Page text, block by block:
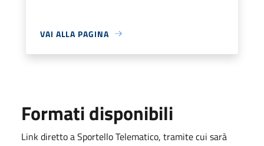
VAI ALLA PAGINA
Formati disponibili
Link diretto a Sportello Telematico, tramite cui sarà